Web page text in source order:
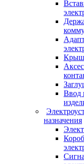
Ввод
назначения